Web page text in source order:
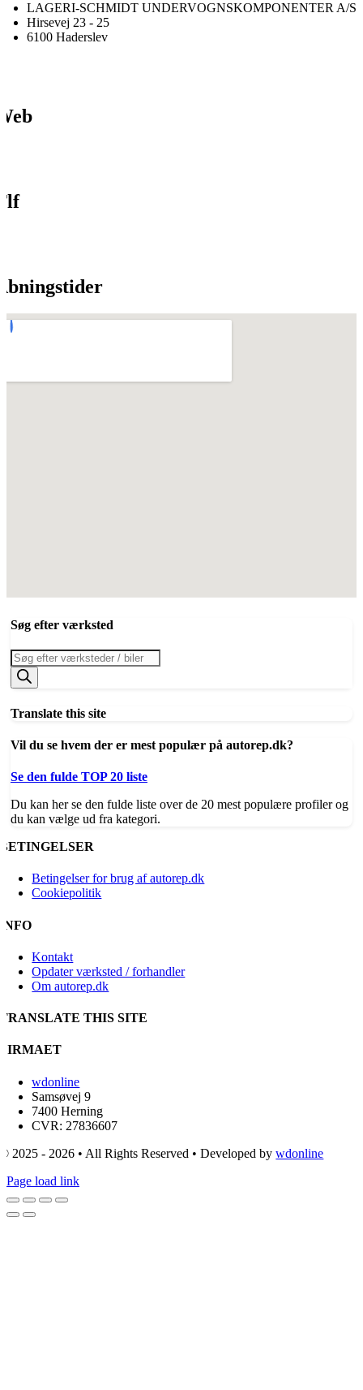
LAGERI-SCHMIDT UNDERVOGNSKOMPONENTER A/S
Hirsevej 23 - 25
6100 Haderslev
Søg efter værksted
Products
search
Translate this site
Vil du se hvem der er mest populær på autorep.dk?
Se den fulde TOP 20 liste
Du kan her se den fulde liste over de 20 mest populære profiler og
du kan vælge ud fra kategori.
BETINGELSER
Betingelser for brug af autorep.dk
Cookiepolitik
INFO
Kontakt
Opdater værksted / forhandler
Om autorep.dk
TRANSLATE THIS SITE
FIRMAET
wdonline
Samsøvej 9
7400 Herning
CVR: 27836607
© 2025 - 2026 • All Rights Reserved • Developed bywdonline
Page load link